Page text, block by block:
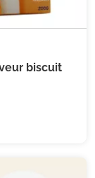
biscuit